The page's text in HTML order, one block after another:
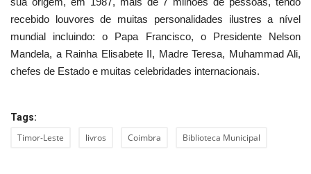
recebido louvores de muitas personalidades ilustres a nível
mundial incluindo: o Papa Francisco, o Presidente Nelson
Mandela, a Rainha Elisabete II, Madre Teresa, Muhammad Ali,
chefes de Estado e muitas celebridades internacionais.
Tags:
Timor-Leste livros Coimbra Biblioteca Municipal